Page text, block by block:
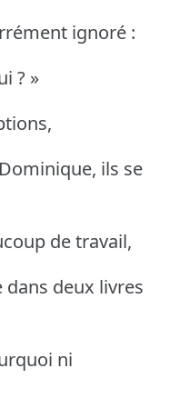
ignoré :
? »
ils se
de travail,
dans deux livres
ni